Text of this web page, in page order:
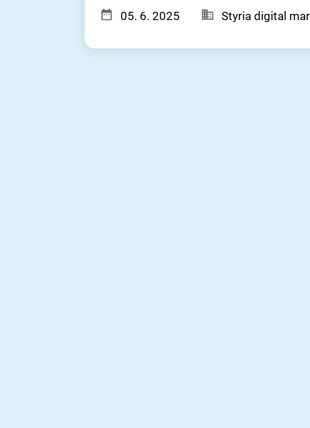
05. 6. 2025 Styria digital